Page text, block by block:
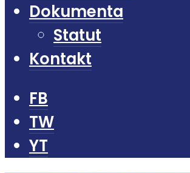
Dokumenta
Statut
Kontakt
FB
TW
YT